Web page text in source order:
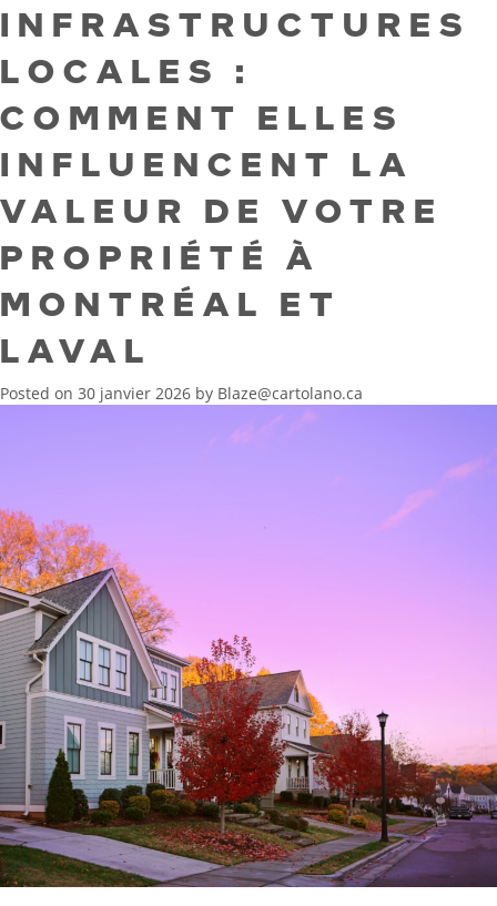
INFRASTRUCTURES
LOCALES :
COMMENT ELLES
INFLUENCENT LA
VALEUR DE VOTRE
PROPRIÉTÉ À
MONTRÉAL ET
LAVAL
Posted on 30 janvier 2026 by Blaze@cartolano.ca